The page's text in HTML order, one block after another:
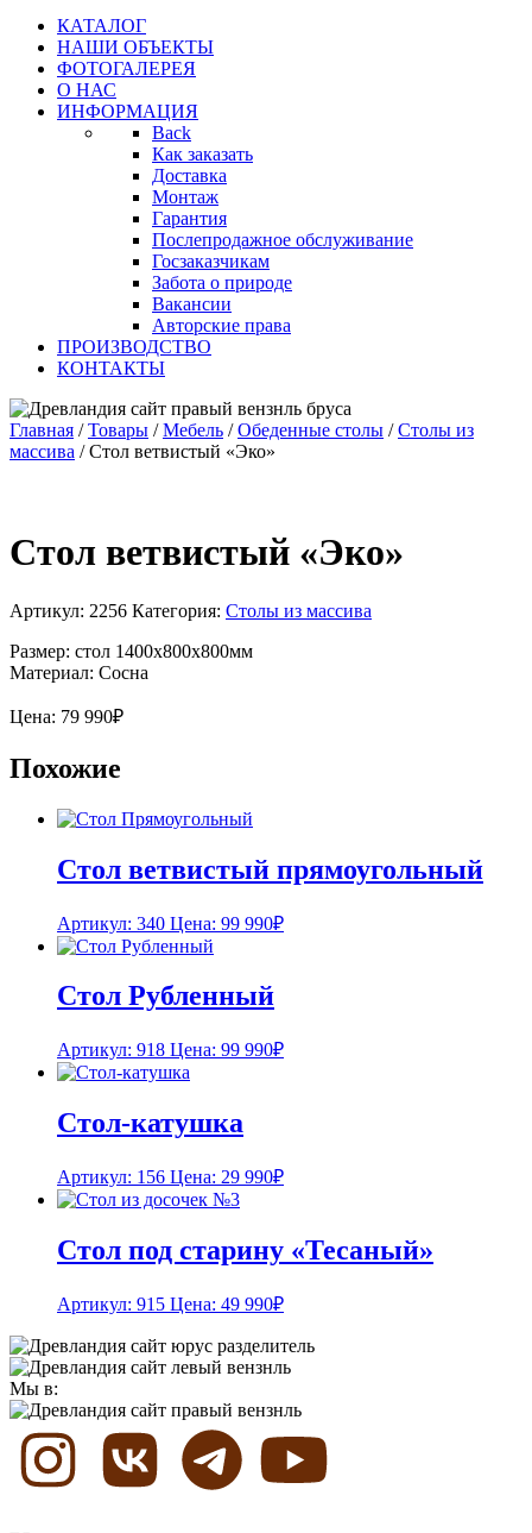
КАТАЛОГ
НАШИ ОБЪЕКТЫ
ФОТОГАЛЕРЕЯ
О НАС
ИНФОРМАЦИЯ
Back
Как заказать
Доставка
Монтаж
Гарантия
Послепродажное обслуживание
Госзаказчикам
Забота о природе
Вакансии
Авторские права
ПРОИЗВОДСТВО
КОНТАКТЫ
Главная /Товары /Мебель /Обеденные столы /Столы из
массива /Стол ветвистый «Эко»
Стол ветвистый «Эко»
Артикул: 2256 Категория: Столы из массива
Размер: стол 1400х800х800мм
Материал: Сосна
Цена: 79 990₽
Похожие
Стол ветвистый прямоугольный
Артикул: 340 Цена: 99 990₽
Стол Рубленный
Артикул: 918 Цена: 99 990₽
Стол-катушка
Артикул: 156 Цена: 29 990₽
Стол под старину «Тесаный»
Артикул: 915 Цена: 49 990₽
Мы в: